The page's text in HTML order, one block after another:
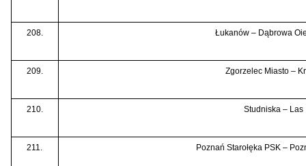
208. Łukanów – Dąbrowa
209. Zgorzelec Miasto –
210. Studniska – Las
211. Poznań Starołęka PSK –